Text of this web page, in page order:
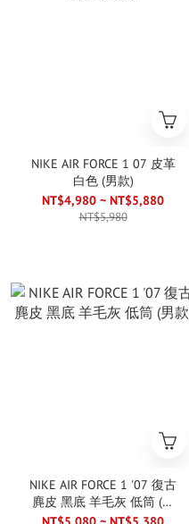
NIKE AIR FORCE 1 07 皮革
白色 (男款)
NT$4,980 ~ NT$5,880
NT$5,980
NIKE AIR FORCE 1 '07 復古
麂皮 黑底 羊毛灰 低筒 (男
款)